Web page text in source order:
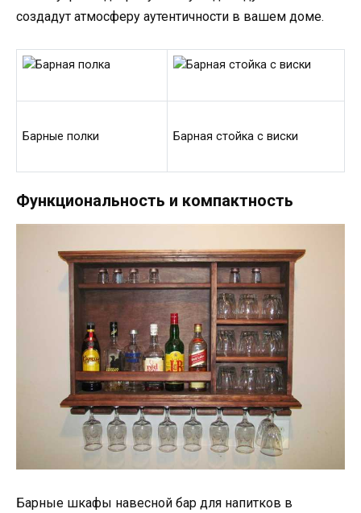
создадут атмосферу аутентичности в вашем доме.
Барные полки Барная стойка с виски
Функциональность и компактность
Барные шкафы навесной бар для напитков в